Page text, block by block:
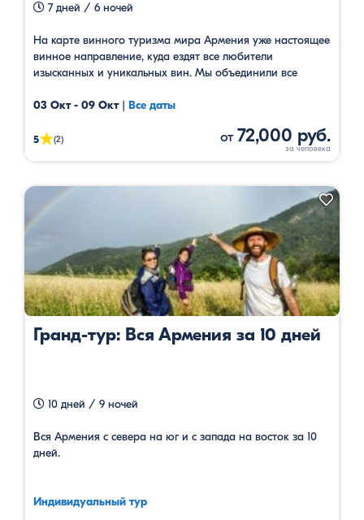
7 дней / 6 ночей
На карте винного туризма мира Армения уже настоящее
винное направление, куда ездят все любители
изысканных и уникальных вин. Мы объединили все
03 Окт - 09 Окт| Все даты
5★(2) от 72,000 руб.
Гранд-тур: Вся Армения за 10 дней
10 дней / 9 ночей
Вся Армения с севера на юг и с запада на восток за 10
дней.
Индивидуальный тур